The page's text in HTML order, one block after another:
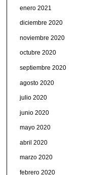
enero 2021
diciembre 2020
noviembre 2020
octubre 2020
septiembre 2020
agosto 2020
julio 2020
junio 2020
mayo 2020
abril 2020
marzo 2020
febrero 2020